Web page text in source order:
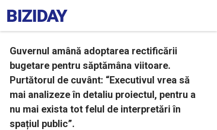
Guvernul amână adoptarea rectificării
bugetare pentru săptămâna viitoare.
Purtătorul de cuvânt: “Executivul vrea să
mai analizeze în detaliu proiectul, pentru a
nu mai exista tot felul de interpretări în
spațiul public”.